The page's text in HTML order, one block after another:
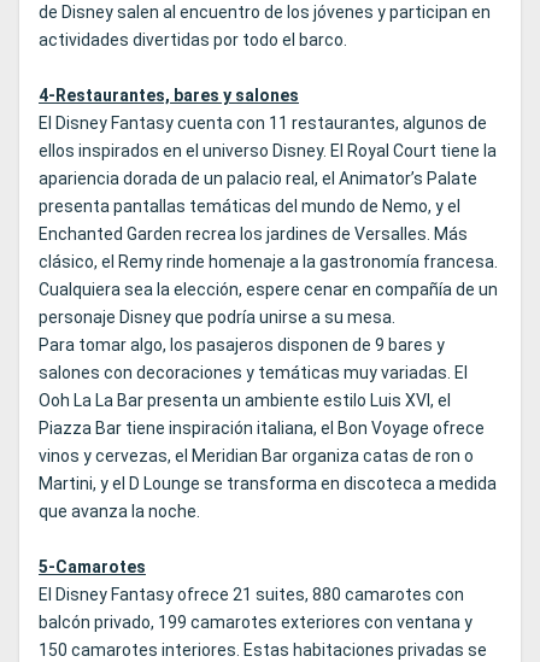
de Disney salen al encuentro de los jóvenes y participan en
actividades divertidas por todo el barco.
4-Restaurantes, bares y salones
El Disney Fantasy cuenta con 11 restaurantes, algunos de
ellos inspirados en el universo Disney. El Royal Court tiene la
apariencia dorada de un palacio real, el Animator’s Palate
presenta pantallas temáticas del mundo de Nemo, y el
Enchanted Garden recrea los jardines de Versalles. Más
clásico, el Remy rinde homenaje a la gastronomía francesa.
Cualquiera sea la elección, espere cenar en compañía de un
personaje Disney que podría unirse a su mesa.
Para tomar algo, los pasajeros disponen de 9 bares y
salones con decoraciones y temáticas muy variadas. El
Ooh La La Bar presenta un ambiente estilo Luis XVI, el
Piazza Bar tiene inspiración italiana, el Bon Voyage ofrece
vinos y cervezas, el Meridian Bar organiza catas de ron o
Martini, y el D Lounge se transforma en discoteca a medida
que avanza la noche.
5-Camarotes
El Disney Fantasy ofrece 21 suites, 880 camarotes con
balcón privado, 199 camarotes exteriores con ventana y
150 camarotes interiores. Estas habitaciones privadas se